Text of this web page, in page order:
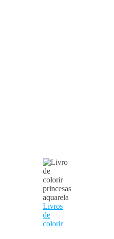
Livros
de
colorir